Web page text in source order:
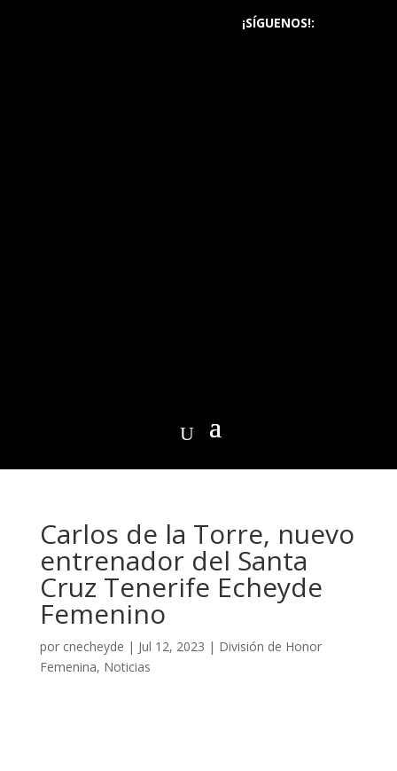
¡SÍGUENOS!:
Carlos de la Torre, nuevo
entrenador del Santa
Cruz Tenerife Echeyde
Femenino
por cnecheyde | Jul 12, 2023 | División de Honor
Femenina, Noticias